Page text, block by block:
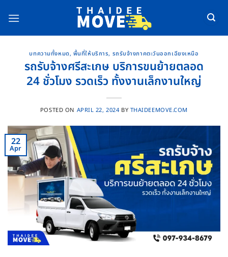
บทความทั้งหมด, พื้นที่ให้บริการ, รถรับจ้างภาคตะวันออกเฉียงเหนือ
รถรับจ้างศรีสะเกษ บริการขนย้ายตลอด
24 ชั่วโมง รวดเร็ว ทั้งงานเล็กงานใหญ่
POSTED ON APRIL 22, 2024 BY THAIDEEMOVE.COM
22
Apr